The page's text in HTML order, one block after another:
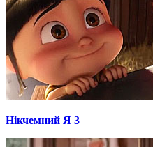
Нікчемний Я 3